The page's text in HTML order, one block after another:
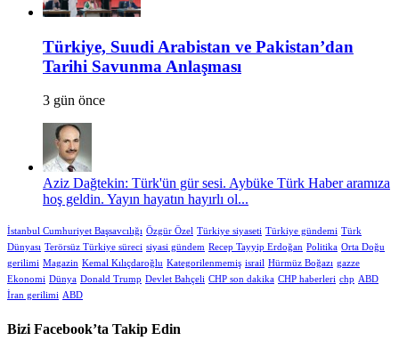
Türkiye, Suudi Arabistan ve Pakistan’dan
Tarihi Savunma Anlaşması
3 gün önce
Aziz Dağtekin: Türk'ün gür sesi. Aybüke Türk Haber aramıza
hoş geldin. Yayın hayatın hayırlı ol...
İstanbul Cumhuriyet Başsavcılığı Özgür Özel Türkiye siyaseti Türkiye gündemi Türk
Dünyası Terörsüz Türkiye süreci siyasi gündem Recep Tayyip Erdoğan Politika Orta Doğu
gerilimi Magazin Kemal Kılıçdaroğlu Kategorilenmemiş israil Hürmüz Boğazı gazze
Ekonomi Dünya Donald Trump Devlet Bahçeli CHP son dakika CHP haberleri chp ABD
İran gerilimi ABD
Bizi Facebook’ta Takip Edin